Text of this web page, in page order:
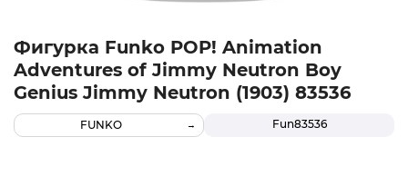
Фигурка Funko POP! Animation
Adventures of Jimmy Neutron Boy
Genius Jimmy Neutron (1903) 83536
Fun83536
FUNKO